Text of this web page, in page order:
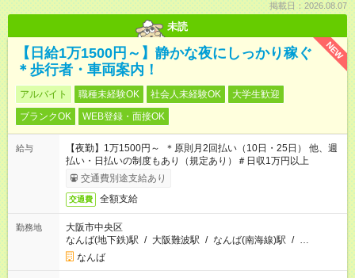
掲載日：2026.08.07
未読
NEW
【日給1万1500円～】静かな夜にしっかり稼ぐ
＊歩行者・車両案内！
アルバイト 職種未経験OK 社会人未経験OK
大学生歓迎
ブランクOK
WEB登録・面接OK
給与
【夜勤】1万1500円～ ＊原則月2回払い（10日・25日） 他、週
払い・日払いの制度もあり（規定あり）＃日収1万円以上
交通費別途支給あり
交通費 全額支給
勤務地
大阪市中央区
なんば(地下鉄)駅 / 大阪難波駅 / なんば(南海線)駅 / …
なんば